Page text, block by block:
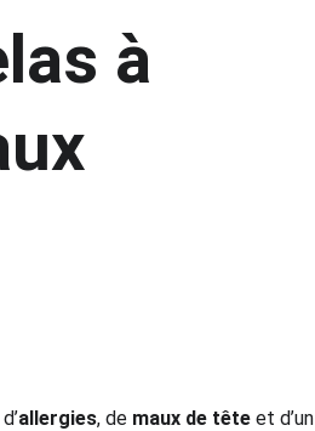
à
allergies, de maux de tête et d’un